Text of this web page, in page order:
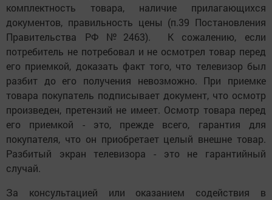
комплектность товара, наличие прилагающихся
документов, правильность цены (п.39 Постановления
Правительства РФ №2463). К сожалению, если
потребитель не потребовал и не осмотрел товар перед
его приемкой, доказать факт того, что телевизор был
разбит до его получения невозможно. При приемке
товара покупатель подписывает документ, что осмотр
произведен, претензий не имеет. Осмотр товара перед
его приемкой - это, прежде всего, гарантия для
покупателя, что он приобретает целый внешне товар.
Разбитый экран телевизора - это не гарантийный
случай.
За консультацией или оказанием содействия в